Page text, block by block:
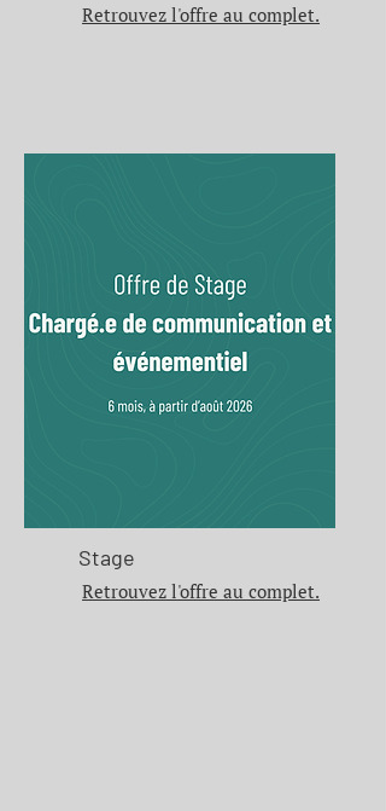
Retrouvez l'offre au complet.
Stage
Retrouvez l'offre au complet.